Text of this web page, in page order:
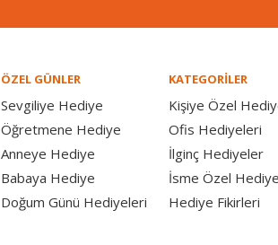
ÖZEL GÜNLER
Sevgiliye Hediye
Öğretmene Hediye
Anneye Hediye
Babaya Hediye
Doğum Günü Hediyeleri
KATEGORİLER
Kişiye Özel
Ofis Hediyeleri
İlginç Hediyeler
İsme Özel
Hediye Fikirleri